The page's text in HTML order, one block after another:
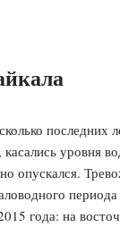
последних
уровня
опускался.
периода
года: на